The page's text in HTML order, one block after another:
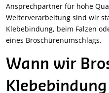
Ansprechpartner für hohe
Weiterverarbeitung sind wir
Klebebindung, beim Falzen
eines Broschürenumschlags.
Wann wir